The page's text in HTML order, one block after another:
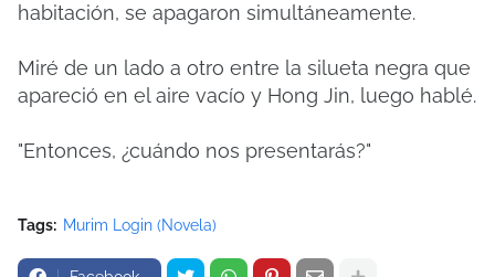
habitación, se apagaron simultáneamente.
Miré de un lado a otro entre la silueta negra que
apareció en el aire vacío y Hong Jin, luego hablé.
"Entonces, ¿cuándo nos presentarás?"
Tags: Murim Login (Novela)